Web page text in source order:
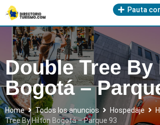
Skip
to
content
Pauta
Double Tree
Bogotá –
Home Todos los anuncios Hospedaje
Tree By Hilton Bogotá – Parque 93